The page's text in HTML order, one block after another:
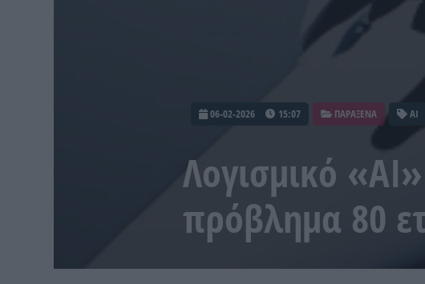
06-02-2026 15:07 ΠΑΡΑΞΕΝΑ AI
Λογισμικό
πρόβλημα 80